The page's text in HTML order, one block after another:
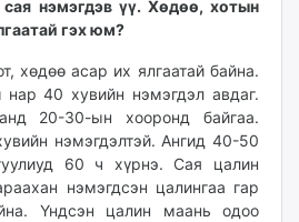
нэмэгдэв үү. Хөдөө, хотын
гэх юм?
хөдөө асар их ялгаатай байна.
40 хувийн нэмэгдэл авдаг.
20-30-ын хооронд байгаа.
нэмэгдэлтэй. Ангид 40-50
60 ч хүрнэ. Сая цалин
нэмэгдсэн цалингаа гар
Үндсэн цалин маань одоо